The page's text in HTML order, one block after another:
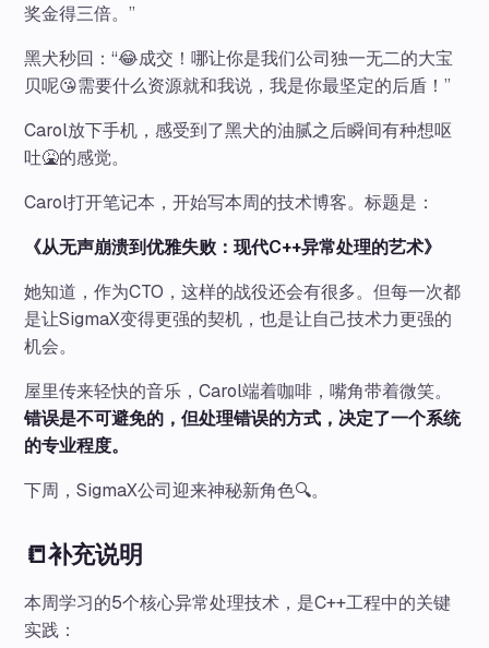
奖金得三倍。”
黑犬秒回：“😂成交！哪让你是我们公司独一无二的大宝
贝呢😘需要什么资源就和我说，我是你最坚定的后盾！”
Carol放下手机，感受到了黑犬的油腻之后瞬间有种想呕
吐🤮的感觉。
Carol打开笔记本，开始写本周的技术博客。标题是：
《从无声崩溃到优雅失败：现代C++异常处理的艺术》
她知道，作为CTO，这样的战役还会有很多。但每一次都
是让SigmaX变得更强的契机，也是让自己技术力更强的
机会。
屋里传来轻快的音乐，Carol端着咖啡，嘴角带着微笑。
错误是不可避免的，但处理错误的方式，决定了一个系统
的专业程度。
下周，SigmaX公司迎来神秘新角色🔍。
📒补充说明
本周学习的5个核心异常处理技术，是C++工程中的关键
实践：